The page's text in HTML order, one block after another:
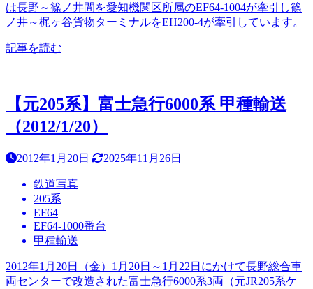
は長野～篠ノ井間を愛知機関区所属のEF64-1004が牽引し篠
ノ井～梶ヶ谷貨物ターミナルをEH200-4が牽引しています。
記事を読む
【元205系】富士急行6000系 甲種輸送
（2012/1/20）
2012年1月20日 2025年11月26日
鉄道写真
205系
EF64
EF64-1000番台
甲種輸送
2012年1月20日（金）1月20日～1月22日にかけて長野総合車
両センターで改造された富士急行6000系3両（元JR205系ケ